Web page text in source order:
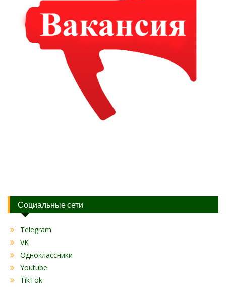
Социальные сети
Telegram
VK
Одноклассники
Youtube
TikTok